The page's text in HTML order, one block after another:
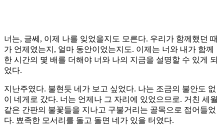
너는, 글쎄, 이제 나를 잊었을지도 모른다. 우리가 함께했던 때
가 언제였는지, 얼마 동안이었는지도. 이제는 너와 내가 함께
한 시간의 몇 배를 더해야 너와 나의 지금을 설명할 수 있게 되
었다.
지난주였다. 불현듯 네가 보고 싶었다. 나는 조금의 불안도 없
이 네게로 갔다. 너는 언제나 그 자리에 있었으므로. 거친 세월
같은 간판의 불꽃들을 지나고 구불거리는 골목으로 접어들었
다. 뾰족한 모서리를 돌고 돌면 네가 있을 터였다.